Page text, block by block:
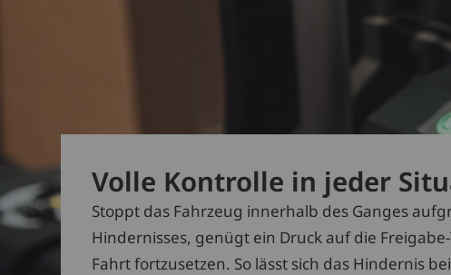
Volle Kontrolle in jeder
Stoppt das Fahrzeug innerhalb des Ganges
Hindernisses, genügt ein Druck auf die
Fahrt fortzusetzen. So lässt sich das Hindernis